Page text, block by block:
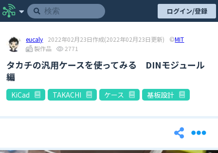
ログイン/登録
eucaly 2022年02月23日作成(2022年02月23日更新) ©MIT
製作品
2771
タカチの汎用ケースを使ってみる DINモジュール
編
KiCad TAKACHI ケース 基板設計